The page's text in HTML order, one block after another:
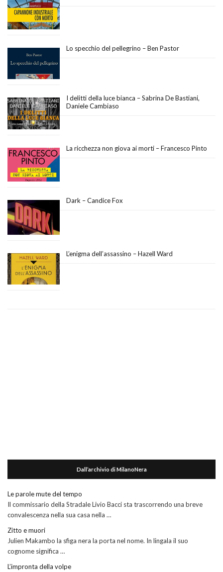
Lo specchio del pellegrino – Ben Pastor
I delitti della luce bianca – Sabrina De Bastiani,
Daniele Cambiaso
La ricchezza non giova ai morti – Francesco Pinto
Dark – Candice Fox
L’enigma dell’assassino – Hazell Ward
Dall’archivio di MilanoNera
Le parole mute del tempo
Il commissario della Stradale Livio Bacci sta trascorrendo una breve
convalescenza nella sua casa nella …
Zitto e muori
Julien Makambo la sfiga nera la porta nel nome. In lingala il suo
cognome significa …
L’impronta della volpe